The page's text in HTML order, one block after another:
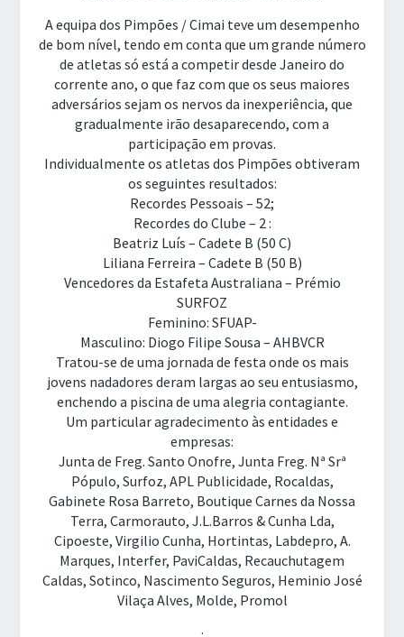
A equipa dos Pimpões / Cimai teve um desempenho
de bom nível, tendo em conta que um grande número
de atletas só está a competir desde Janeiro do
corrente ano, o que faz com que os seus maiores
adversários sejam os nervos da inexperiência, que
gradualmente irão desaparecendo, com a
participação em provas.
Individualmente os atletas dos Pimpões obtiveram
os seguintes resultados:
Recordes Pessoais – 52;
Recordes do Clube – 2 :
Beatriz Luís – Cadete B (50 C)
Liliana Ferreira – Cadete B (50 B)
Vencedores da Estafeta Australiana – Prémio
SURFOZ
Feminino: SFUAP-
Masculino: Diogo Filipe Sousa – AHBVCR
Tratou-se de uma jornada de festa onde os mais
jovens nadadores deram largas ao seu entusiasmo,
enchendo a piscina de uma alegria contagiante.
Um particular agradecimento às entidades e
empresas:
Junta de Freg. Santo Onofre, Junta Freg. Nª Srª
Pópulo, Surfoz, APL Publicidade, Rocaldas,
Gabinete Rosa Barreto, Boutique Carnes da Nossa
Terra, Carmorauto, J.L.Barros & Cunha Lda,
Cipoeste, Virgilio Cunha, Hortintas, Labdepro, A.
Marques, Interfer, PaviCaldas, Recauchutagem
Caldas, Sotinco, Nascimento Seguros, Heminio José
Vilaça Alves, Molde, Promol